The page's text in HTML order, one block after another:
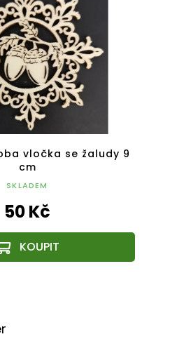
vločka se žaludy 9
cm
SKLADEM
50 Kč